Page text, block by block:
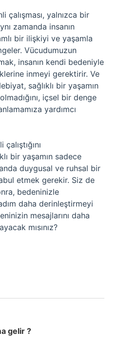
çalışması, yalnızca bir
zamanda insanın
bir ilişkiyi ve yaşamla
Vücudumuzun
insanın kendi bedeniyle
inmeyi gerektirir. Ve
sağlıklı bir yaşamın
içsel bir denge
yardımcı
çalıştığını
bir yaşamın sadece
duygusal ve ruhsal bir
etmek gerekir. Siz de
bedeninizle
daha derinleştirmeyi
mesajlarını daha
mısınız?
gelir ?